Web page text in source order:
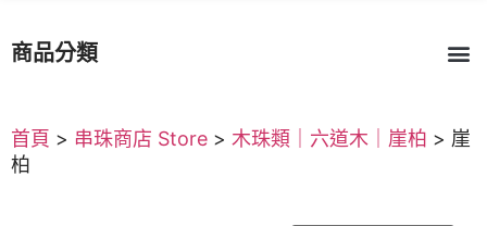
VI
商品分類
首頁 > 串珠商店 Store > 木珠類｜六道木｜崖柏 > 崖
柏